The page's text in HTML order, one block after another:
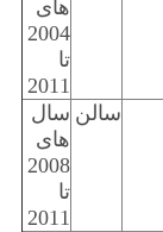
های
2004
تا
2011
سالن سال
های
2008
تا
2011